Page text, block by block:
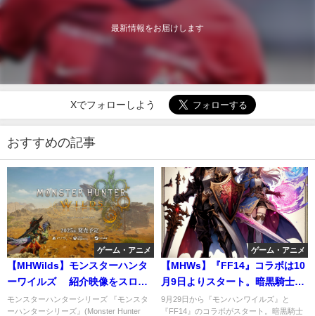
最新情報をお届けします
Xでフォローしよう
おすすめの記事
ゲーム・アニメ
【MHWilds】モンスターハンタ
ーワイルズ 紹介映像をスロー
再生で気づいた事
モンスターハンターシリーズ 『モンスタ
ーハンターシリーズ』(Monster Hunter
ゲーム・アニメ
【MHWs】『FF14』コラボは10
月9日よりスタート。暗黒騎士と
ピクトマンサーが登場！
9月29日から『モンハンワイルズ』と
『FF14』のコラボがスタート。暗黒騎士